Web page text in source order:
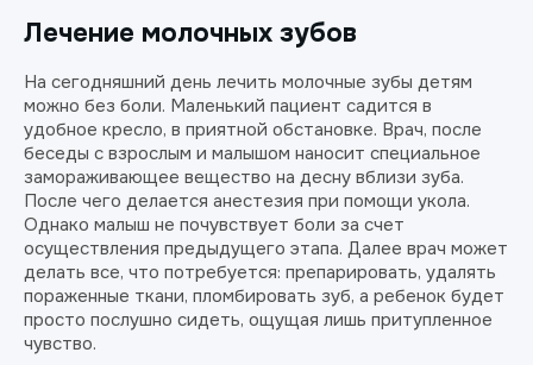
Лечение молочных зубов
На сегодняшний день лечить молочные зубы детям
можно без боли. Маленький пациент садится в
удобное кресло, в приятной обстановке. Врач, после
беседы с взрослым и малышом наносит специальное
замораживающее вещество на десну вблизи зуба.
После чего делается анестезия при помощи укола.
Однако малыш не почувствует боли за счет
осуществления предыдущего этапа. Далее врач может
делать все, что потребуется: препарировать, удалять
пораженные ткани, пломбировать зуб, а ребенок будет
просто послушно сидеть, ощущая лишь притупленное
чувство.